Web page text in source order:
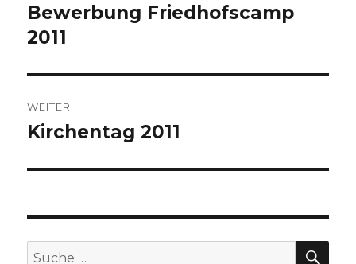
Vorheriger
Beitrag:
Bewerbung Friedhofscamp
2011
WEITER
Nächster
Kirchentag 2011
Suche